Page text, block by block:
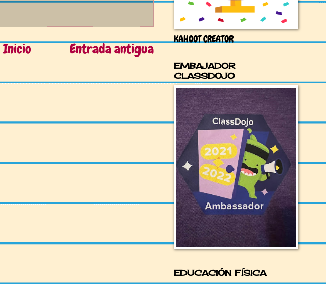
Entrada antigua
Inicio
KAHOOT CREATOR
EMBAJADOR
CLASSDOJO
EDUCACIÓN FÍSICA